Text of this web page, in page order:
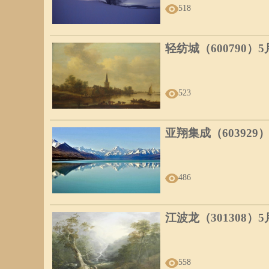
518
轻纺城（600790）
523
亚翔集成（603929
486
江波龙（301308）
558